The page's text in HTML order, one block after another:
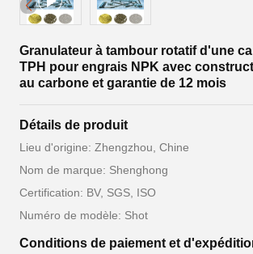
Granulateur à tambour rotatif d'une
TPH pour engrais NPK avec
au carbone et garantie de 12 mois
Détails de produit
Lieu d'origine: Zhengzhou, Chine
Nom de marque: Shenghong
Certification: BV, SGS, ISO
Numéro de modèle: Shot
Conditions de paiement et